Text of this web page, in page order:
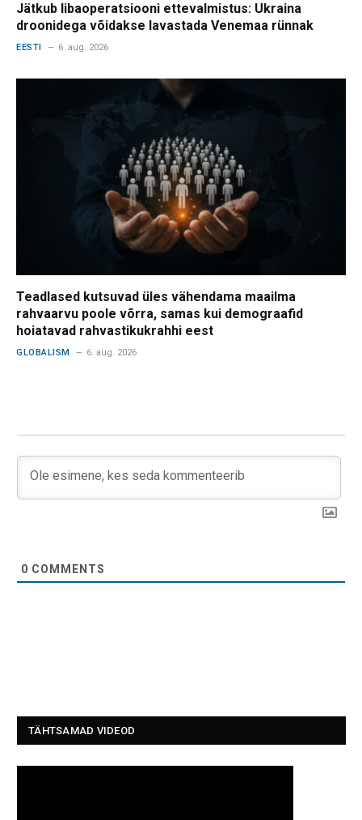
Jätkub libaoperatsiooni ettevalmistus: Ukraina
droonidega võidakse lavastada Venemaa rünnak
EESTI 6. aug. 2026
Teadlased kutsuvad üles vähendama maailma
rahvaarvu poole võrra, samas kui demograafid
hoiatavad rahvastikukrahhi eest
GLOBALISM 6. aug. 2026
0 COMMENTS
TÄHTSAMAD VIDEOD